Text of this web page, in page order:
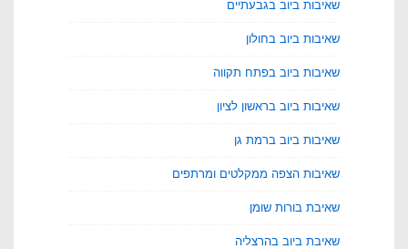
שאיבות ביוב בגבעתיים
שאיבות ביוב בחולון
שאיבות ביוב בפתח תקווה
שאיבות ביוב בראשון לציון
שאיבות ביוב ברמת גן
שאיבות הצפה ממקלטים ומרתפים
שאיבת בורות שומן
שאיבת ביוב בהרצליה